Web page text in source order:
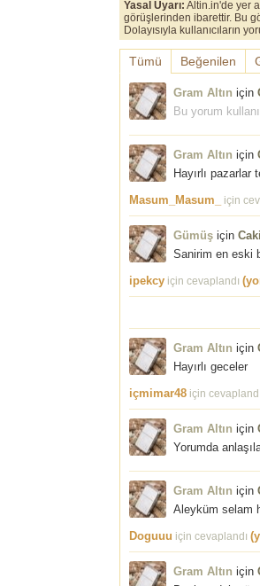
Yasal Uyarı: Altin.in'de yer
görüşlerinden ibarettir. Bu
Dolayısıyla kullanıcıların
Tümü Beğenilen
Gram Altın için
Bu yorum
Gram Altın için
Hayırlı pazarlar
Masum_Masum_
için
Gümüş için
Sanirim en eski
ipekcy için cevaplandı
Gram Altın için
Hayırlı geceler
içmimar48 için cevaplandı
Gram Altın için
Yorumda
Gram Altın için
Aleyküm selam
Doguuu için cevaplandı
Gram Altın için